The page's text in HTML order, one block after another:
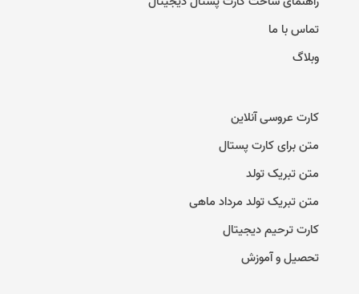
تماس با ما
وبلاگ
کارت عروسی آنلاین
متن برای کارت پستال
متن تبریک تولد
متن تبریک تولد مرداد ماهی
کارت ترحیم دیجیتال
تحصیل و آموزش